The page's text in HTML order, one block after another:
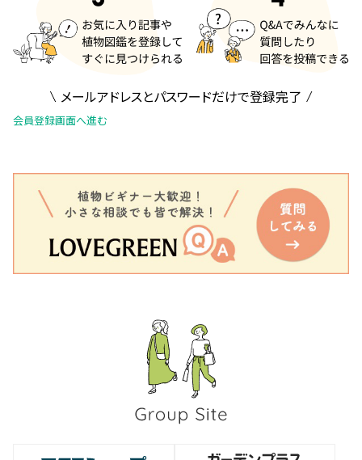
メールアドレスとパスワードだけで登録完了
会員登録画面へ進む